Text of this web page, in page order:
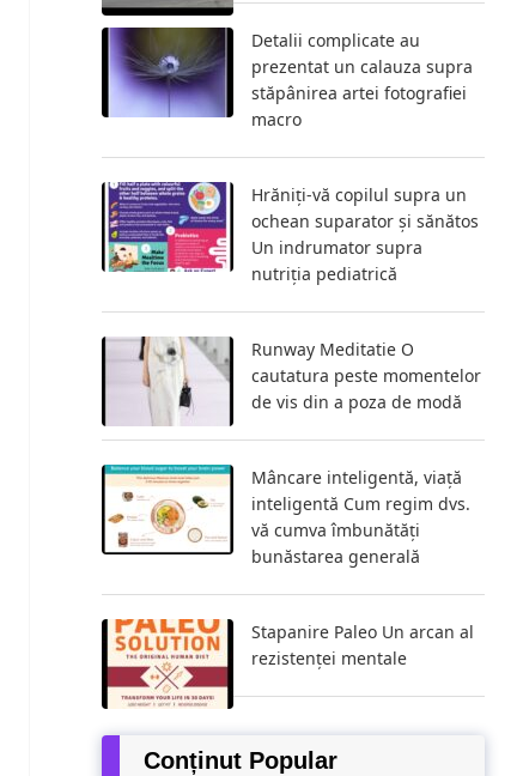
Detalii complicate au
prezentat un calauza supra
stăpânirea artei fotografiei
macro
Hrăniți-vă copilul supra un
ochean suparator și sănătos
Un indrumator supra
nutriția pediatrică
Runway Meditatie O
cautatura peste momentelor
de vis din a poza de modă
Mâncare inteligentă, viață
inteligentă Cum regim dvs.
vă cumva îmbunătăți
bunăstarea generală
Stapanire Paleo Un arcan al
rezistenței mentale
Conținut Popular